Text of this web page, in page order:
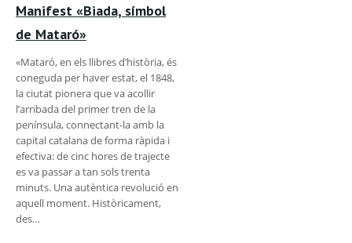
Manifest «Biada, símbol
de Mataró»
«Mataró, en els llibres d’història, és
coneguda per haver estat, el 1848,
la ciutat pionera que va acollir
l’arribada del primer tren de la
península, connectant-la amb la
capital catalana de forma ràpida i
efectiva: de cinc hores de trajecte
es va passar a tan sols trenta
minuts. Una autèntica revolució en
aquell moment. Històricament,
des…